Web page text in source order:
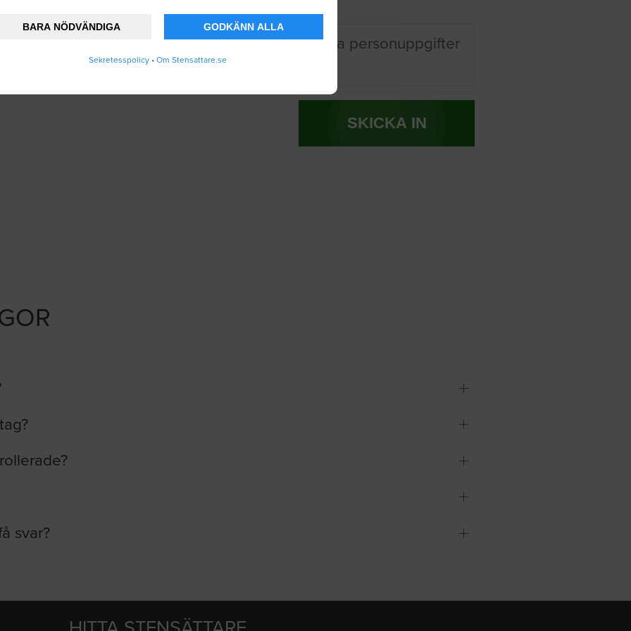
BARA NÖDVÄNDIGA GODKÄNN ALLA
Sekretesspolicy • Om Stensattare.se
att Stensattare.se lagrar och använder mina personuppgifter
.
SKICKA IN
svar?